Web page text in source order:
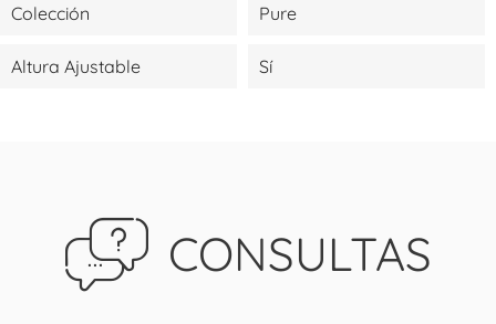
Colección Pure
Altura Ajustable Sí
CONSULTAS